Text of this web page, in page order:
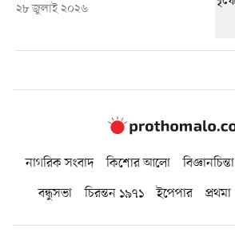
২৮ জুলাই ২০২৬
নাগরিক সংবাদ কিশোর আলো বিজ্ঞানচিন্তা
বন্ধুসভা
চিরন্তন ১৯৭১ ইপেপার প্রথমা